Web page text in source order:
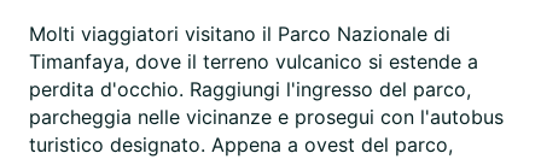
Molti viaggiatori visitano il Parco Nazionale di
Timanfaya, dove il terreno vulcanico si estende a
perdita d'occhio. Raggiungi l'ingresso del parco,
parcheggia nelle vicinanze e prosegui con l'autobus
turistico designato. Appena a ovest del parco,